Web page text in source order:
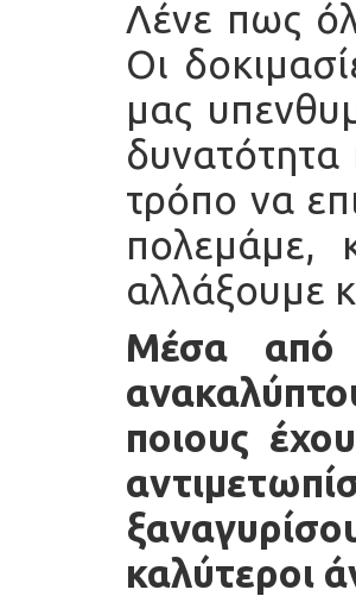
Λένε πως
Οι
μας
τρόπο να
πολεμάμε,
αλλάξουμε
Μέσα από
ποιους
καλύτεροι